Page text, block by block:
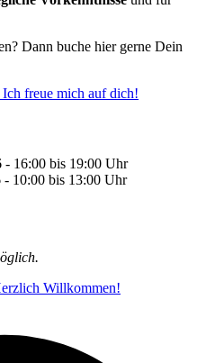
Dann buche hier gerne Dein
Ich freue mich auf dich!
- 16:00 bis 19:00 Uhr
- 10:00 bis 13:00 Uhr
Willkommen!